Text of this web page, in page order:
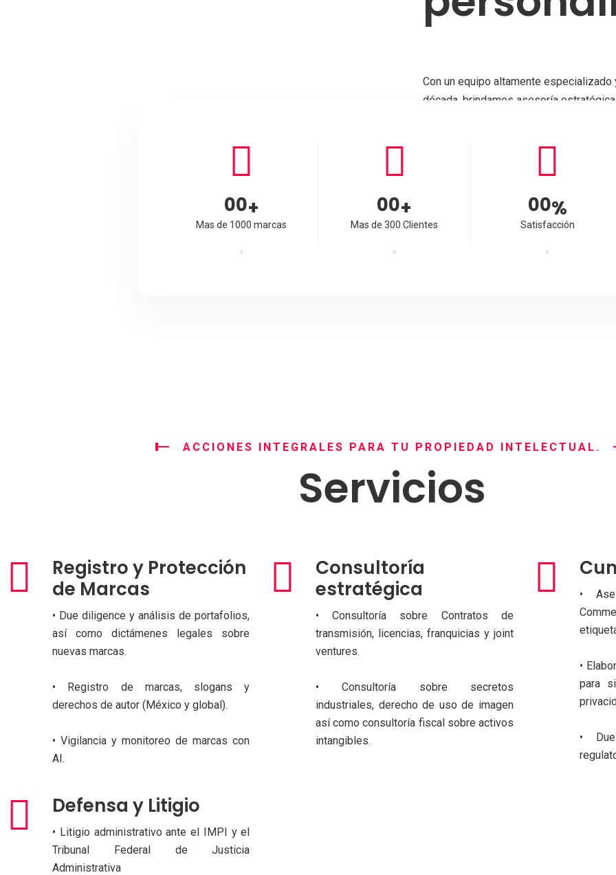
Con un equipo altamente especializado
década, brindamos asesoría
00+
Mas de 1000 marcas
00+
Mas de 300 Clientes
00%
Satisfacción
ACCIONES INTEGRALES PARA TU PROPIEDAD INTELECTUAL.
Servicios
Registro y Protección
de Marcas
• Due diligence y análisis de portafolios,
así como dictámenes legales sobre
nuevas marcas.
• Registro de marcas, slogans y
derechos de autor (México y global).
• Vigilancia y monitoreo de marcas con
AI.
Consultoría
estratégica
• Consultoría sobre Contratos de
transmisión, licencias, franquicias y joint
ventures.
• Consultoría sobre secretos
industriales, derecho de uso de imagen
así como consultoría fiscal sobre activos
intangibles.
•
•
para
•
Defensa y Litigio
• Litigio administrativo ante el IMPI y el
Tribunal Federal de Justicia
Administrativa